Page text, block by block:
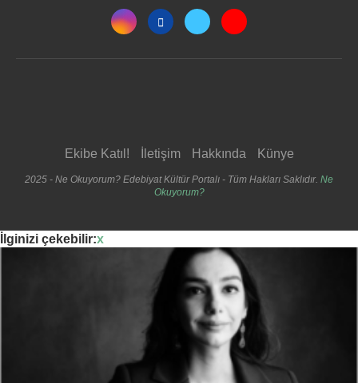
Ekibe Katıl! İletişim Hakkında Künye
2025 - Ne Okuyorum? Edebiyat Kültür Portalı - Tüm Hakları Saklıdır. Ne
Okuyorum?
İlginizi çekebilir:x